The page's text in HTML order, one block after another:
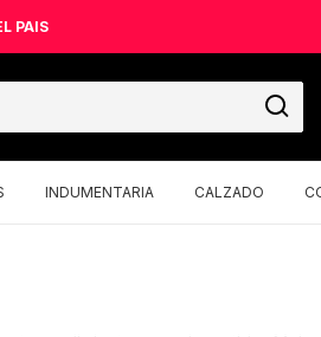
PAIS
INDUMENTARIA CALZADO